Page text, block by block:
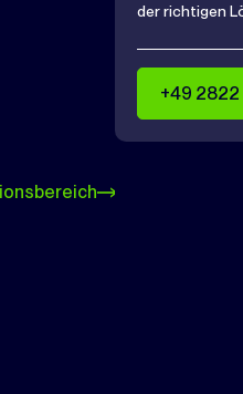
der richtigen
+49 2822